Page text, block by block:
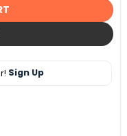
Sign Up